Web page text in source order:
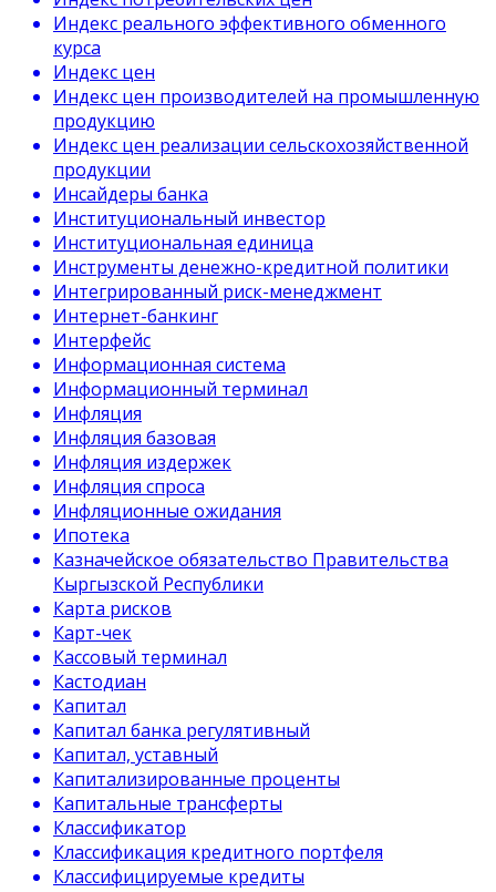
Индекс реального эффективного обменного
курса
Индекс цен
Индекс цен производителей на промышленную
продукцию
Индекс цен реализации сельскохозяйственной
продукции
Инсайдеры банка
Институциональный инвестор
Институциональная единица
Инструменты денежно-кредитной политики
Интегрированный риск-менеджмент
Интернет-банкинг
Интерфейс
Информационная система
Информационный терминал
Инфляция
Инфляция базовая
Инфляция издержек
Инфляция спроса
Инфляционные ожидания
Ипотека
Казначейское обязательство Правительства
Кыргызской Республики
Карта рисков
Карт-чек
Кассовый терминал
Кастодиан
Капитал
Капитал банка регулятивный
Капитал, уставный
Капитализированные проценты
Капитальные трансферты
Классификатор
Классификация кредитного портфеля
Классифицируемые кредиты